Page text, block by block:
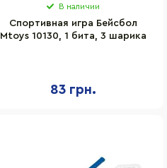
В наличии
Спортивная игра Бейсбол
Mtoys 10130, 1 бита, 3 шарика
83 грн.